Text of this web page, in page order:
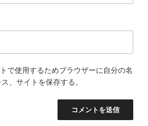
で使用するためブラウザーに自分の名
、サイトを保存する。